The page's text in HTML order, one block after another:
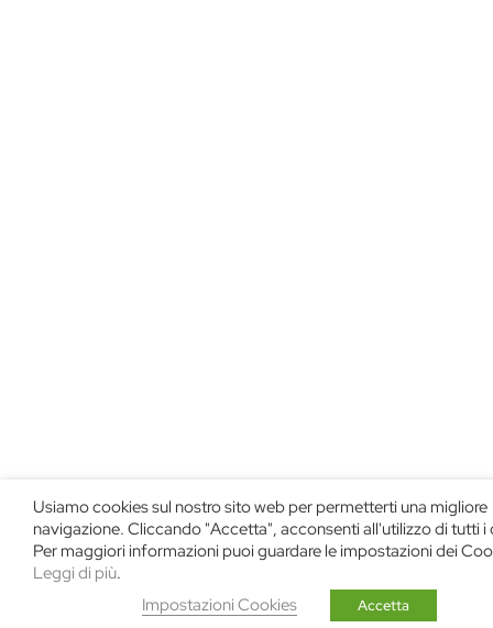
Usiamo cookies sul nostro sito web per permetterti una migliore
navigazione. Cliccando "Accetta", acconsenti all'utilizzo di tutti i
Per maggiori informazioni puoi guardare le impostazioni dei
Leggi di più.
Impostazioni Cookies
Accetta